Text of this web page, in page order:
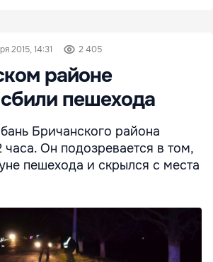
2015, 14:31 2 405
районе
пешехода
Бричанского района
часа. Он подозревается в том,
пешехода и скрылся с места